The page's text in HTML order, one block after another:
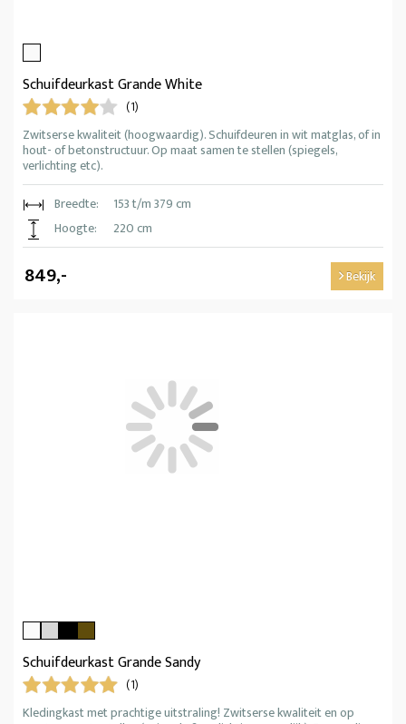
Schuifdeurkast Grande White
(1)
Zwitserse kwaliteit (hoogwaardig). Schuifdeuren in wit matglas, of in
hout- of betonstructuur. Op maat samen te stellen (spiegels,
verlichting etc).
Breedte:
153 t/m 379 cm
Hoogte:
220 cm
849,- Bekijk
Schuifdeurkast Grande Sandy
(1)
Kledingkast met prachtige uitstraling! Zwitserse kwaliteit en op